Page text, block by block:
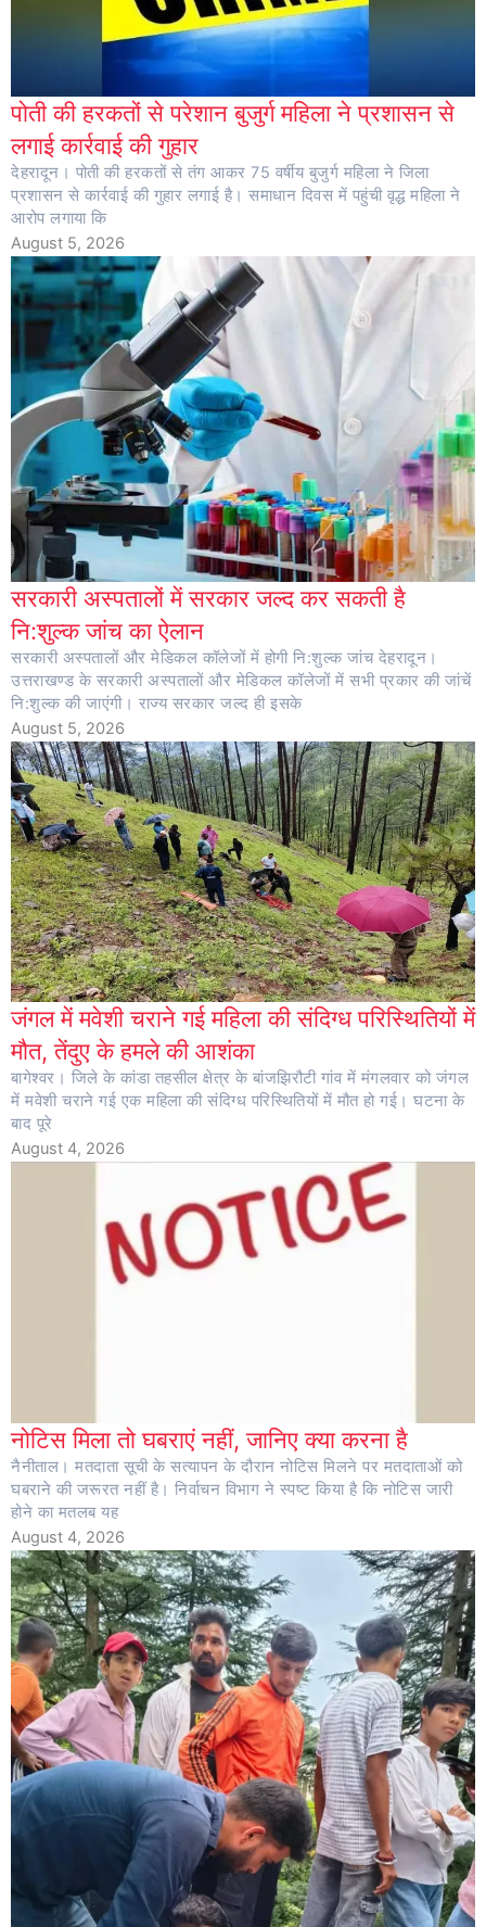
पोती की हरकतों से परेशान बुजुर्ग महिला ने प्रशासन से
लगाई कार्रवाई की गुहार
देहरादून। पोती की हरकतों से तंग आकर 75 वर्षीय बुजुर्ग महिला ने जिला
प्रशासन से कार्रवाई की गुहार लगाई है। समाधान दिवस में पहुंची वृद्ध महिला ने
आरोप लगाया कि
August 5, 2026
सरकारी अस्पतालों में सरकार जल्द कर सकती है
नि:शुल्क जांच का ऐलान
सरकारी अस्पतालों और मेडिकल कॉलेजों में होगी नि:शुल्क जांच देहरादून।
उत्तराखण्ड के सरकारी अस्पतालों और मेडिकल कॉलेजों में सभी प्रकार की जांचें
नि:शुल्क की जाएंगी। राज्य सरकार जल्द ही इसके
August 5, 2026
जंगल में मवेशी चराने गई महिला की संदिग्ध परिस्थितियों में
मौत, तेंदुए के हमले की आशंका
बागेश्वर। जिले के कांडा तहसील क्षेत्र के बांजझिरौटी गांव में मंगलवार को जंगल
में मवेशी चराने गई एक महिला की संदिग्ध परिस्थितियों में मौत हो गई। घटना के
बाद पूरे
August 4, 2026
नोटिस मिला तो घबराएं नहीं, जानिए क्या करना है
नैनीताल। मतदाता सूची के सत्यापन के दौरान नोटिस मिलने पर मतदाताओं को
घबराने की जरूरत नहीं है। निर्वाचन विभाग ने स्पष्ट किया है कि नोटिस जारी
होने का मतलब यह
August 4, 2026